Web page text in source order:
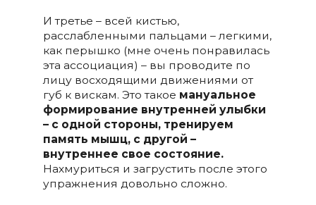
И третье – всей кистью,
расслабленными пальцами – легкими,
как перышко (мне очень понравилась
эта ассоциация) – вы проводите по
лицу восходящими движениями от
губ к вискам. Это такое мануальное
формирование внутренней улыбки
– с одной стороны, тренируем
память мышц, с другой –
внутреннее свое состояние.
Нахмуриться и загрустить после этого
упражнения довольно сложно.